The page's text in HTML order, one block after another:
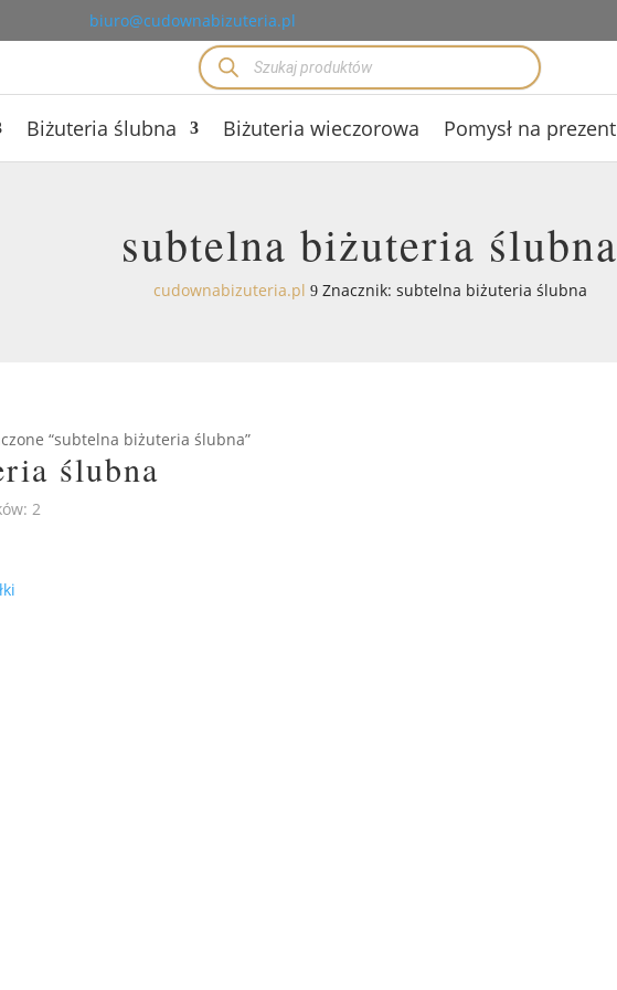
biuro@cudownabizuteria.pl
Wyszukiwarka
produktów
Biżuteria ślubna Biżuteria wieczorowa Pomysł na prezent
subtelna biżuteria ślubna
cudownabizuteria.pl 9 Znacznik: subtelna biżuteria ślubna
“subtelna biżuteria ślubna”
ślubna
2